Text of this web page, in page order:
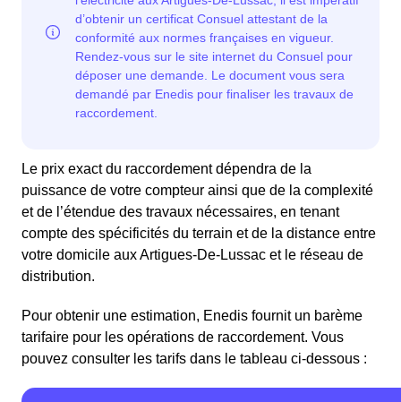
Le prix exact du raccordement dépendra de la
puissance de votre compteur ainsi que de la complexité
et de l’étendue des travaux nécessaires, en tenant
compte des spécificités du terrain et de la distance entre
votre domicile aux Artigues-De-Lussac et le réseau de
distribution.
Pour obtenir une estimation, Enedis fournit un barème
tarifaire pour les opérations de raccordement. Vous
pouvez consulter les tarifs dans le tableau ci-dessous :